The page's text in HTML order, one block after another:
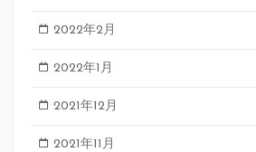
2022年2月
2022年1月
2021年12月
2021年11月